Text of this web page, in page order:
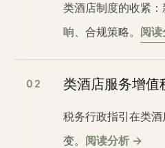
类酒店制度的收紧
响、合规策略。 阅
02 类酒店服务增
税务行政指引在类
变。 阅读分析 →